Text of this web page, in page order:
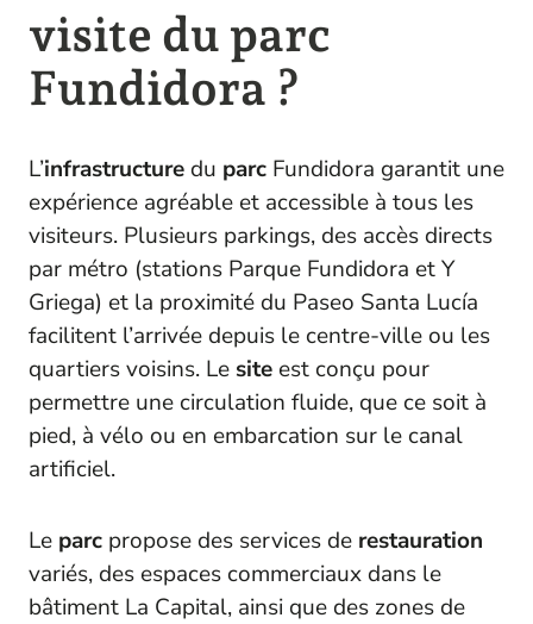
visite du parc
Fundidora ?
L’infrastructure du parc Fundidora garantit une
expérience agréable et accessible à tous les
visiteurs. Plusieurs parkings, des accès directs
par métro (stations Parque Fundidora et Y
Griega) et la proximité du Paseo Santa Lucía
facilitent l’arrivée depuis le centre-ville ou les
quartiers voisins. Le site est conçu pour
permettre une circulation fluide, que ce soit à
pied, à vélo ou en embarcation sur le canal
artificiel.
Le parc propose des services de restauration
variés, des espaces commerciaux dans le
bâtiment La Capital, ainsi que des zones de